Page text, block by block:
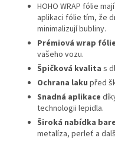
HOHO WRAP fólie mají
aplikaci fólie tím, že
minimalizují bubliny.
Prémiová wrap fólie
vašeho vozu.
Špičková kvalita s
Ochrana laku před
Snadná aplikace
technologii lepidla.
Široká nabídka
metalíza, perleť a